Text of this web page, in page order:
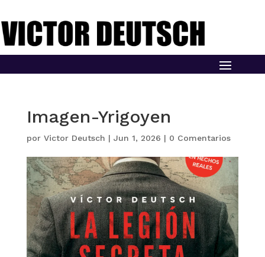
Imagen-Yrigoyen
por Victor Deutsch | Jun 1, 2026 | 0 Comentarios